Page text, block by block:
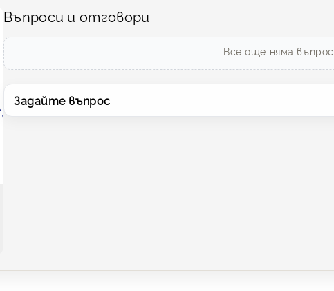
Въпроси и отговори
Все още няма
Задайте въпрос